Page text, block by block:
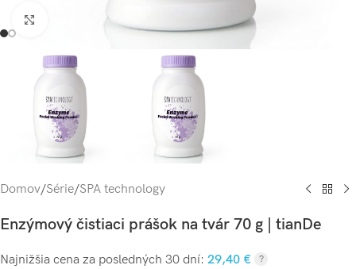
Pre zväčšenie kliknite
Domov/Série/SPA technology
Enzýmový čistiaci prášok na tvár 70 g | tianDe
Najnižšia cena za posledných 30 dní: 29,40 € ?